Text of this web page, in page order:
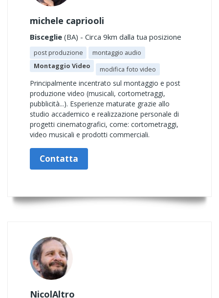
michele capriooli
Bisceglie (BA) - Circa 9km dalla tua posizione
post produzione
montaggio audio
Montaggio Video
modifica foto video
Principalmente incentrato sul montaggio e post
produzione video (musicali, cortometraggi,
pubblicità...). Esperienze maturate grazie allo
studio accademico e realizzazione personale di
progetti cinematografici, come: cortometraggi,
video musicali e prodotti commerciali.
Contatta
NicolAltro